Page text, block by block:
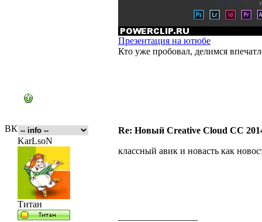
ВК
Презентация на ютюбе
Кто уже пробовал, делимся
Re: Новый Creative Cloud CC
KarLsoN
Титан
классный авик и новасть как